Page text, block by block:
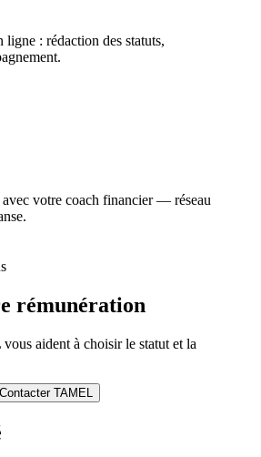
ligne : rédaction des statuts,
votre coach financier — réseau
rémunération
aident à choisir le statut et la
Contacter TAMEL